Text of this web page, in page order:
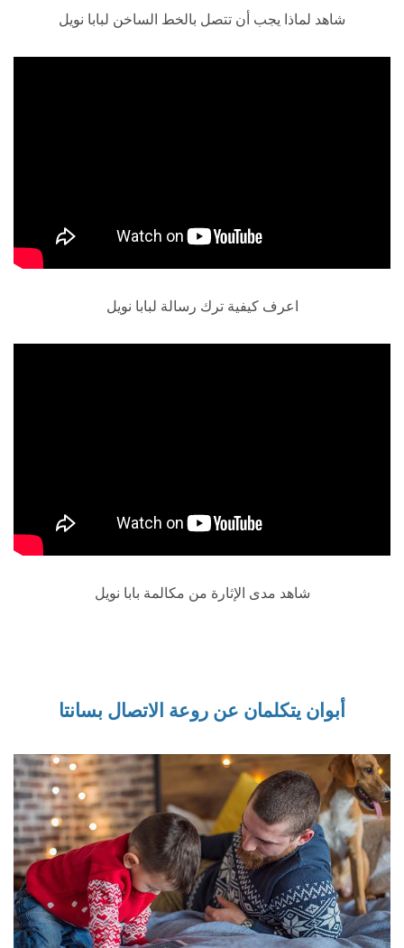
شاهد لماذا يجب أن تتصل بالخط الساخن لبابا نويل
اعرف كيفية ترك رسالة لبابا نويل
شاهد مدى الإثارة من مكالمة بابا نويل
أبوان يتكلمان عن روعة الاتصال بسانتا